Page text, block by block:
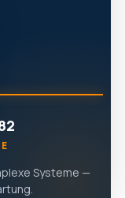
Systeme —